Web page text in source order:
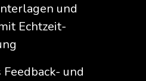
und
Echtzeit-
und